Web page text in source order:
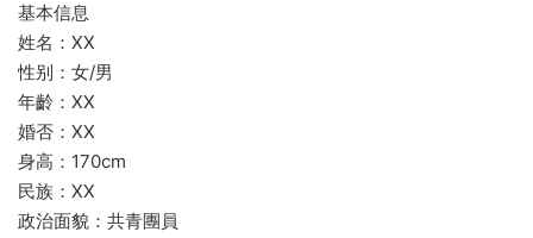
基本信息
姓名：XX
性别：女/男
年齡：XX
婚否：XX
身高：170cm
民族：XX
政治面貌：共青團員